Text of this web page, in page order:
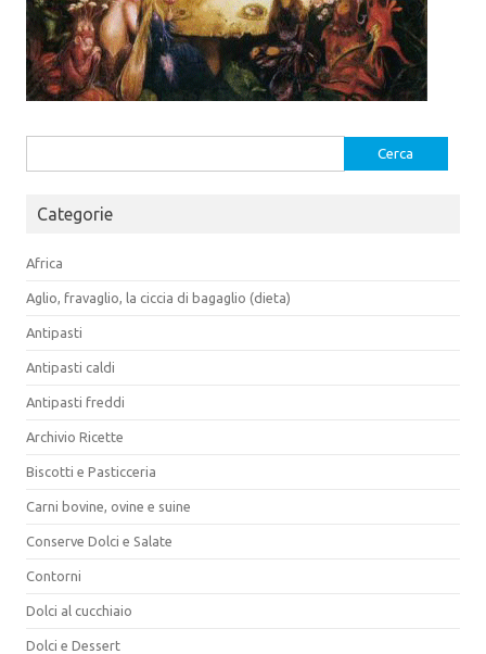
per:
Categorie
Africa
Aglio, fravaglio, la ciccia di bagaglio (dieta)
Antipasti
Antipasti caldi
Antipasti freddi
Archivio Ricette
Biscotti e Pasticceria
Carni bovine, ovine e suine
Conserve Dolci e Salate
Contorni
Dolci al cucchiaio
Dolci e Dessert